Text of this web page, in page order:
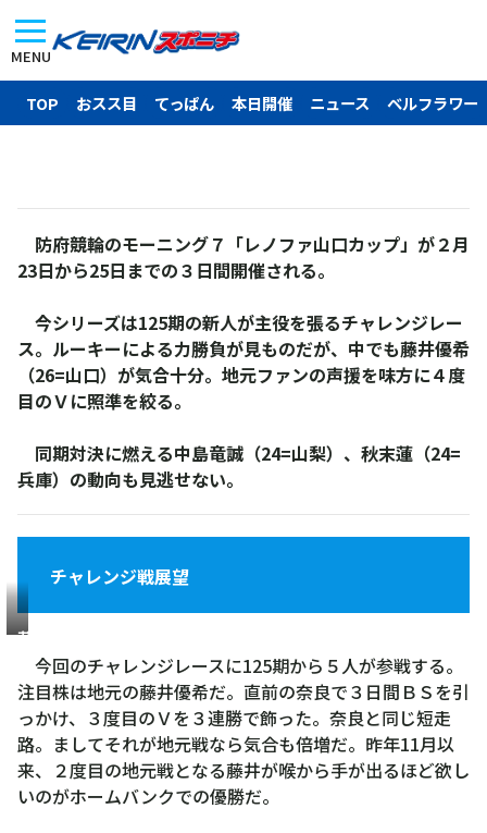
MENU
TOP おスス目 てっぱん 本日開催 ニュース ベルフラワー
防府競輪のモーニング７「レノファ山口カップ」が２月
23日から25日までの３日間開催される。
今シリーズは125期の新人が主役を張るチャレンジレー
ス。ルーキーによる力勝負が見ものだが、中でも藤井優希
（26=山口）が気合十分。地元ファンの声援を味方に４度
目のＶに照準を絞る。
同期対決に燃える中島竜誠（24=山梨）、秋末蓮（24=
兵庫）の動向も見逃せない。
チャレンジ戦展望
藤
優
希
今回のチャレンジレースに125期から５人が参戦する。
注目株は地元の藤井優希だ。直前の奈良で３日間ＢＳを引
っかけ、３度目のＶを３連勝で飾った。奈良と同じ短走
路。ましてそれが地元戦なら気合も倍増だ。昨年11月以
来、２度目の地元戦となる藤井が喉から手が出るほど欲し
いのがホームバンクでの優勝だ。